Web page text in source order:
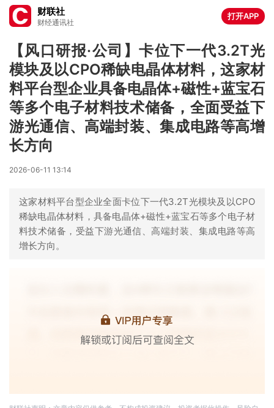
财联社
财经通讯社
打开APP
【风口研报·公司】卡位下一代3.2T光
模块及以CPO稀缺电晶体材料，这家材
料平台型企业具备电晶体+磁性+蓝宝石
等多个电子材料技术储备，全面受益下
游光通信、高端封装、集成电路等高增
长方向
2026-06-11 13:14
这家材料平台型企业全面卡位下一代3.2T光模块及以CPO
稀缺电晶体材料，具备电晶体+磁性+蓝宝石等多个电子材
料技术储备，受益下游光通信、高端封装、集成电路等高
增长方向。